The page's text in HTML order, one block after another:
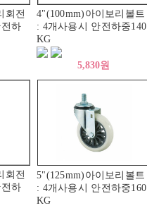
회전
하
4"(100mm)아이보리볼트
: 4개사용시 안전하중140
KG
5,830원
회전
하
5"(125mm)아이보리볼트
: 4개사용시 안전하중160
KG